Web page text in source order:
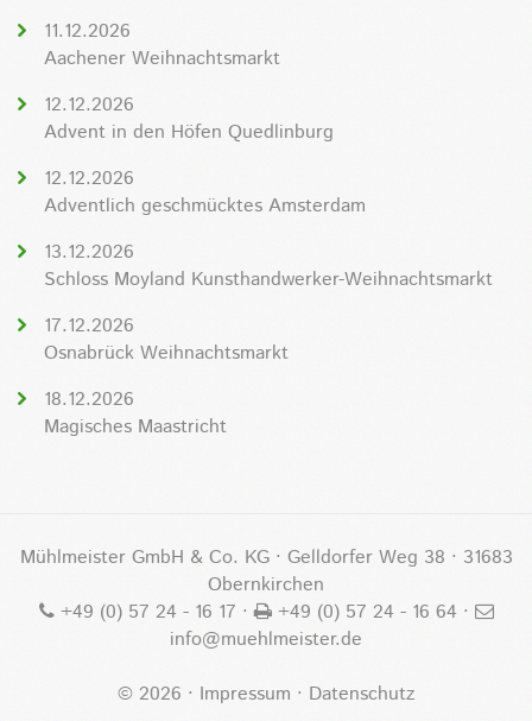
11.12.2026
Aachener Weihnachtsmarkt
12.12.2026
Advent in den Höfen Quedlinburg
12.12.2026
Adventlich geschmücktes Amsterdam
13.12.2026
Schloss Moyland Kunsthandwerker-Weihnachtsmarkt
17.12.2026
Osnabrück Weihnachtsmarkt
18.12.2026
Magisches Maastricht
Mühlmeister GmbH & Co. KG · Gelldorfer Weg 38 · 31683
Obernkirchen
+49 (0) 57 24 - 16 17 ·
+49 (0) 57 24 - 16 64 ·
info@muehlmeister.de
© 2026 · Impressum · Datenschutz